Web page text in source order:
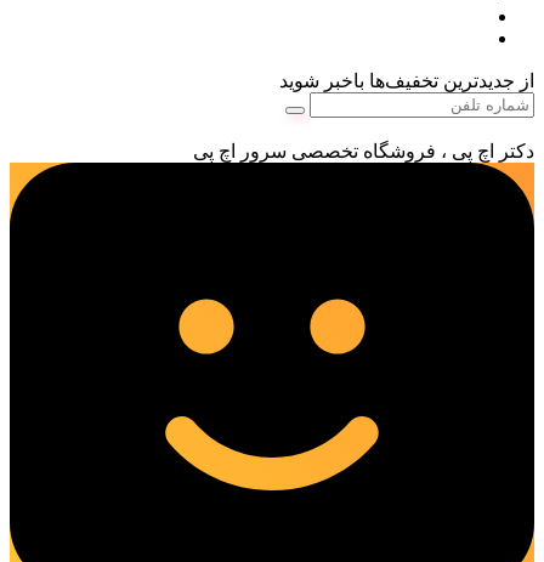
از جدیدترین تخفیف‌ها باخبر شوید
دکتر اچ پی ، فروشگاه تخصصی سرور اچ پی